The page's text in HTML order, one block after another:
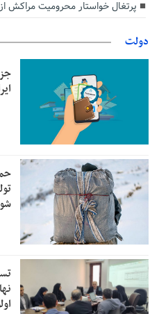
پرتغال خواستار محرومیت مراکش از
دولت